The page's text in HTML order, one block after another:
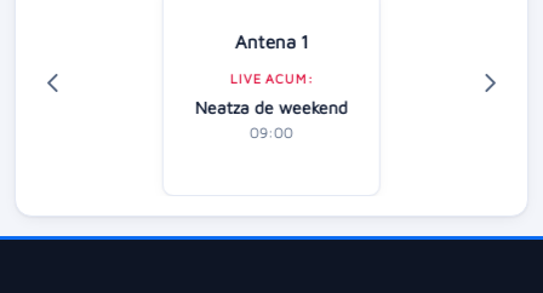
Antena 1
LIVE ACUM:
Neatza de weekend
09:00